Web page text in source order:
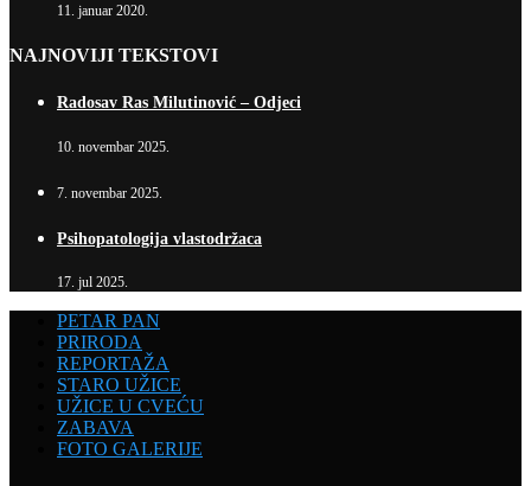
11. januar 2020.
NAJNOVIJI TEKSTOVI
Radosav Ras Milutinović – Odjeci
10. novembar 2025.
7. novembar 2025.
Psihopatologija vlastodržaca
17. jul 2025.
PETAR PAN
PRIRODA
REPORTAŽA
STARO UŽICE
UŽICE U CVEĆU
ZABAVA
FOTO GALERIJE